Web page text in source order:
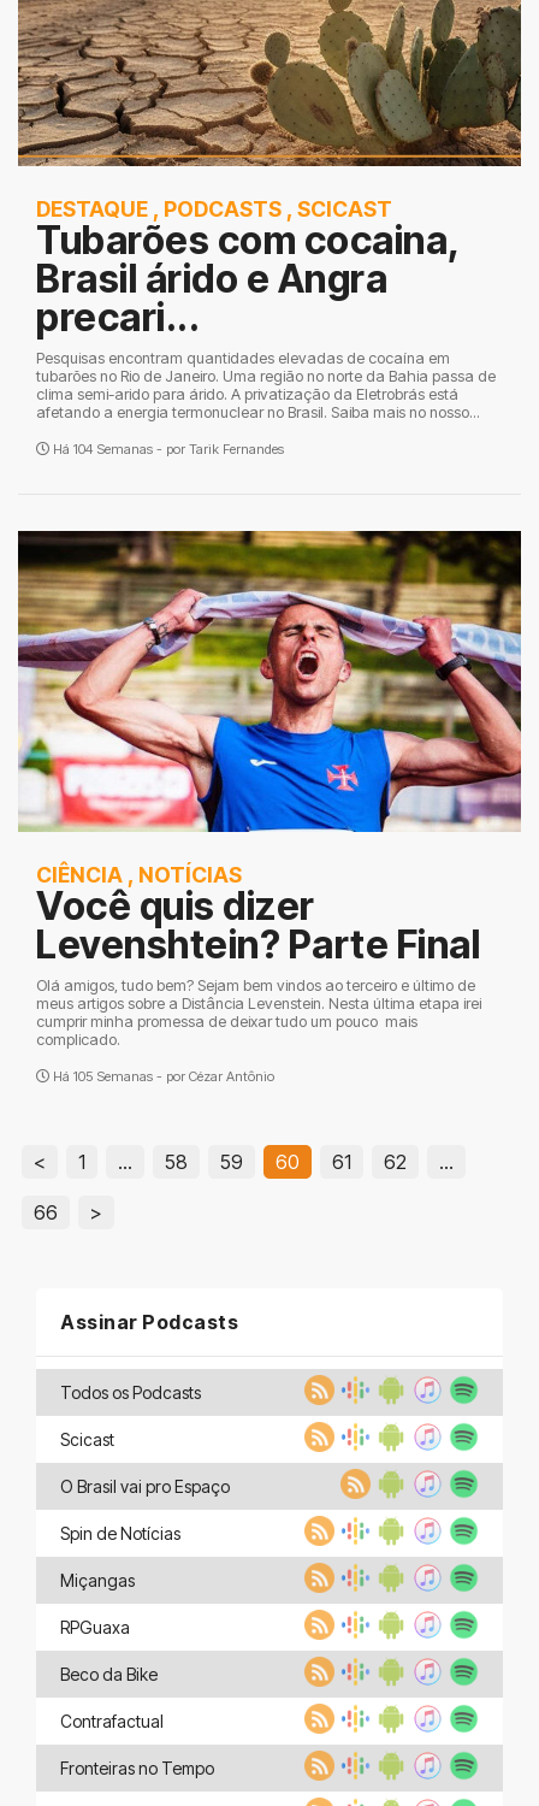
DESTAQUE , PODCASTS , SCICAST
Tubarões com cocaina,
Brasil árido e Angra
precari...
Pesquisas encontram quantidades elevadas de cocaína em
tubarões no Rio de Janeiro. Uma região no norte da Bahia passa de
clima semi-arido para árido. A privatização da Eletrobrás está
afetando a energia termonuclear no Brasil. Saiba mais no nosso...
Há 104 Semanas - por Tarik Fernandes
CIÊNCIA , NOTÍCIAS
Você quis dizer
Levenshtein? Parte Final
Olá amigos, tudo bem? Sejam bem vindos ao terceiro e último de
meus artigos sobre a Distância Levenstein. Nesta última etapa irei
cumprir minha promessa de deixar tudo um pouco mais
complicado.
Há 105 Semanas - por Cézar Antônio
< 1 … 58 59 60 61 62 …
66 >
Assinar Podcasts
Todos os Podcasts
Scicast
O Brasil vai pro Espaço
Spin de Notícias
Miçangas
RPGuaxa
Beco da Bike
Contrafactual
Fronteiras no Tempo